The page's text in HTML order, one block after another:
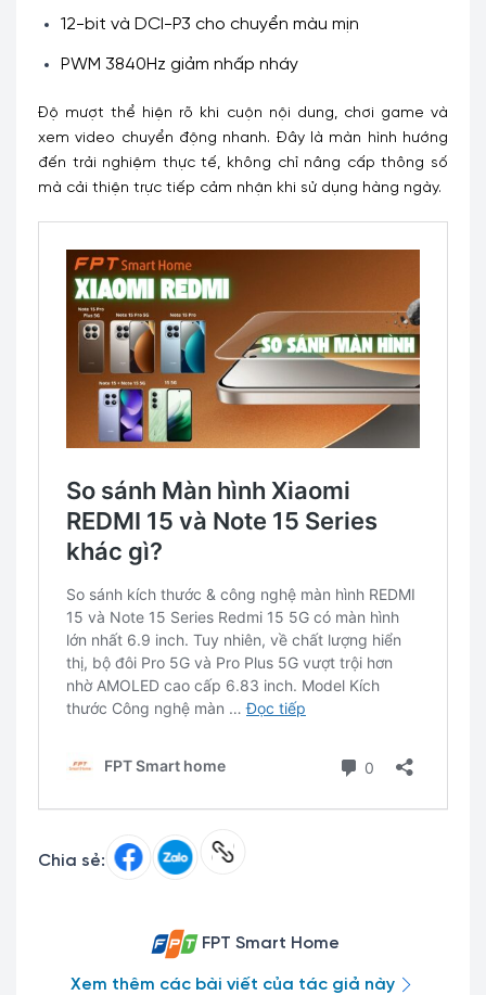
12-bit và DCI-P3 cho chuyển màu mịn
PWM 3840Hz giảm nhấp nháy
Độ mượt thể hiện rõ khi cuộn nội dung, chơi game và
xem video chuyển động nhanh. Đây là màn hình hướng
đến trải nghiệm thực tế, không chỉ nâng cấp thông số
mà cải thiện trực tiếp cảm nhận khi sử dụng hàng ngày.
Chia sẻ:
FPT Smart Home
Xem thêm các bài viết của tác giả này